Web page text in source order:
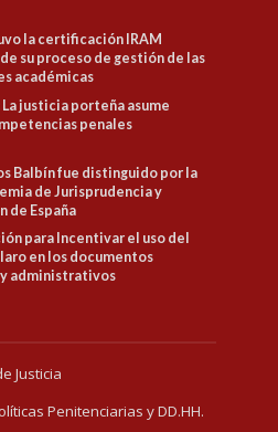
la certificación IRAM
de su proceso de gestión de las
académicas
justicia porteña asume
penales
Balbín fue distinguido por la
de Jurisprudencia y
de España
para Incentivar el uso del
en los documentos
administrativos
Justicia
Penitenciarias y DD.HH.